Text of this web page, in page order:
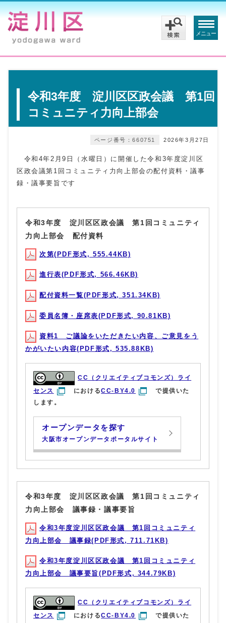
メニュー
令和3年度 淀川区区政会議 第1回
コミュニティ力向上部会
2026年3月27日
ページ番号：660751
令和4年2月9日（水曜日）に開催した令和3年度淀川区
区政会議第1回コミュニティ力向上部会の配付資料・議事
録・議事要旨です
令和3年度 淀川区区政会議 第1回コミュニティ
力向上部会 配付資料
次第(PDF形式, 555.44KB)
進行表(PDF形式, 566.46KB)
配付資料一覧(PDF形式, 351.34KB)
委員名簿・座席表(PDF形式, 90.81KB)
資料1 ご議論をいただきたい内容、ご意見をう
かがいたい内容(PDF形式, 535.88KB)
CC（クリエイティブコモンズ）ライ
センス
におけるCC-BY4.0
で提供いた
します。
オープンデータを探す
大阪市オープンデータポータルサイト
令和3年度 淀川区区政会議 第1回コミュニティ
力向上部会 議事録・議事要旨
令和3年度淀川区区政会議 第1回コミュニティ
力向上部会 議事録(PDF形式, 711.71KB)
令和3年度淀川区区政会議 第1回コミュニティ
力向上部会 議事要旨(PDF形式, 344.79KB)
CC（クリエイティブコモンズ）ライ
センス
におけるCC-BY4.0
で提供いた